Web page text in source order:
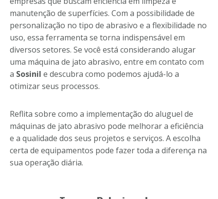
manutenção de superfícies. Com a possibilidade de
personalização no tipo de abrasivo e a flexibilidade no
uso, essa ferramenta se torna indispensável em
diversos setores. Se você está considerando alugar
uma máquina de jato abrasivo, entre em contato com
a Sosinil e descubra como podemos ajudá-lo a
otimizar seus processos.
Reflita sobre como a implementação do aluguel de
máquinas de jato abrasivo pode melhorar a eficiência
e a qualidade dos seus projetos e serviços. A escolha
certa de equipamentos pode fazer toda a diferença na
sua operação diária.